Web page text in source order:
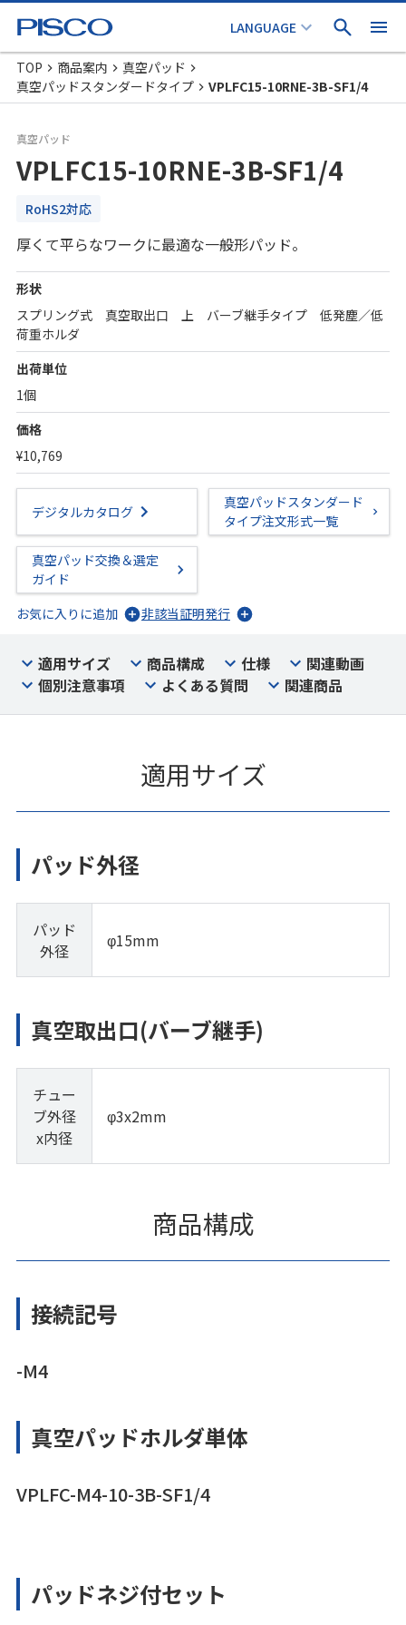
TOP 商品案内
真空パッド
真空パッドスタンダードタイプ
VPLFC15-10RNE-3B-SF1/4
真空パッド
VPLFC15-10RNE-3B-SF1/4
RoHS2対応
厚くて平らなワークに最適な一般形パッド。
形状
スプリング式 真空取出口 上 バーブ継手タイプ 低発塵／低
荷重ホルダ
出荷単位
1個
価格
¥10,769
デジタルカタログ
真空パッドスタンダード
タイプ注文形式一覧
真空パッド交換＆選定
ガイド
お気に入りに追加
非該当証明発行
適用サイズ 商品構成 仕様
関連動画
個別注意事項
よくある質問 関連商品
適用サイズ
パッド外径
パッド
外径
φ15mm
真空取出口(バーブ継手)
チュー
ブ外径
x内径
φ3x2mm
商品構成
接続記号
-M4
真空パッドホルダ単体
VPLFC-M4-10-3B-SF1/4
パッドネジ付セット